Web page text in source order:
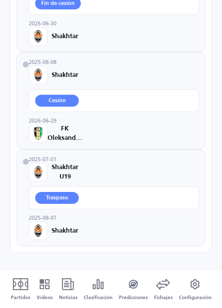
Fin de cesión
2026-06-30
Shakhtar
2025-08-08
Shakhtar
Cesión
2026-06-29
FK
Oleksandriya
2025-07-01
Shakhtar
U19
Traspaso
2025-08-07
Shakhtar
Partidos Vídeos Noticias Clasificación Predicciones Fichajes Configuración